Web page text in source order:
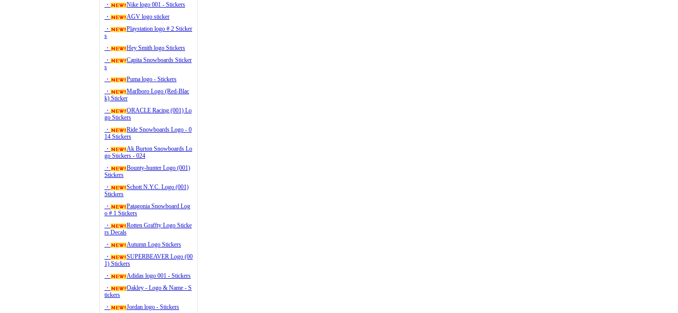
・
Nike logo 001 - Stickers
・
AGV logo sticker
・
Playstation logo # 2 Sticker
s
・
Hey Smith logo Stickers
・
Capita Snowboards Sticker
s
・
Puma logo - Stickers
・
Marlboro Logo (Red-Blac
k) Sticker
・
ORACLE Racing (001) Lo
go Stickers
・
Ride Snowboards Logo - 0
14 Stickers
・
Ak Burton Snowboards Lo
go Stickers - 024
・
Bounty-hunter Logo (001)
Stickers
・
Schott N.Y.C. Logo (001)
Stickers
・
Patagonia Snowboard Log
o # 1 Stickers
・
Rotten Graffty Logo Sticke
rs Decals
・
Autumn Logo Stickers
・
SUPERBEAVER Logo (00
1) Stickers
・
Adidas logo 001 - Stickers
・
Oakley - Logo & Name - S
tickers
・
Jordan logo - Stickers